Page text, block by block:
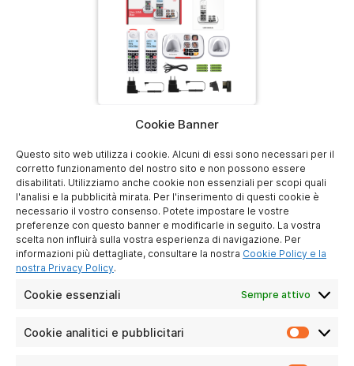
Cookie Banner
Questo sito web utilizza i cookie. Alcuni di essi sono necessari per il
corretto funzionamento del nostro sito e non possono essere
disabilitati. Utilizziamo anche cookie non essenziali per scopi quali
l'analisi e la pubblicità mirata. Per l'inserimento di questi cookie è
necessario il vostro consenso. Potete impostare le vostre
preferenze con questo banner e modificarle in seguito. La vostra
scelta non influirà sulla vostra esperienza di navigazione. Per
informazioni più dettagliate, consultare la nostra Cookie Policy e la
nostra Privacy Policy.
Cookie essenziali Sempre attivo
Cookie analitici e pubblicitari
Cookie
ATLINKS EUROPE
28 Boulevard Belle Rive
France